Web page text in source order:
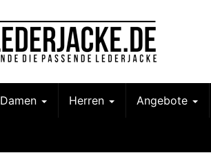
Damen Herren Angebote